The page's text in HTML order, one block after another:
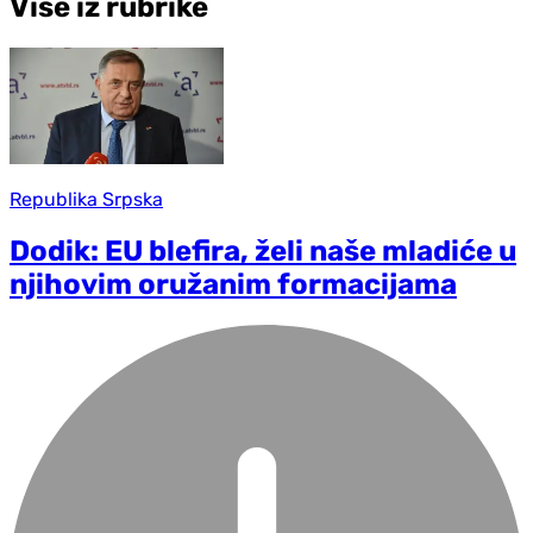
Više iz rubrike
Republika Srpska
Dodik: EU blefira, želi naše mladiće u
njihovim oružanim formacijama